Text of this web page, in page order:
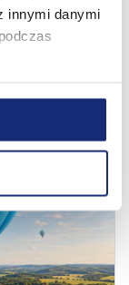
innymi danymi